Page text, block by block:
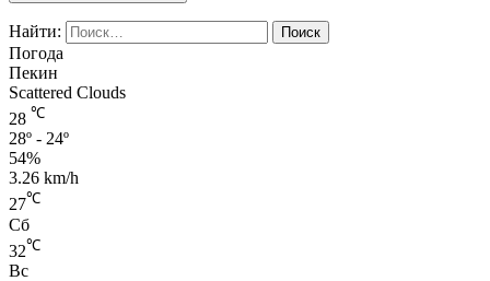
Найти:
Погода
Пекин
Scattered Clouds
28 ℃
28º - 24º
54%
3.26 km/h
27℃
Сб
32℃
Вс